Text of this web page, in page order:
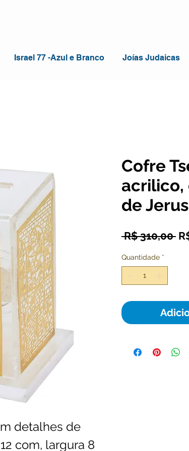
Israel 77 -Azul e Branco Joías Judaicas
detalhes de
com, largura 8
Cofre
acrilico,
de
R$ 310,00
Quantidade *